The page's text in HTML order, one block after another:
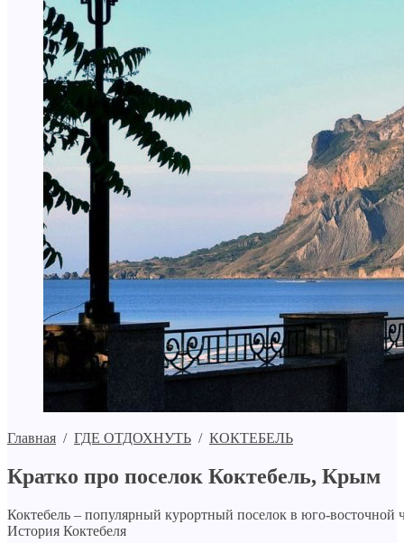
Главная / ГДЕ ОТДОХНУТЬ / КОКТЕБЕЛЬ
Кратко про поселок Коктебель, Крым
Коктебель – популярный курортный поселок в юго-
История Коктебеля